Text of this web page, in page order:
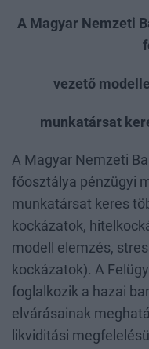
A Magyar Nemzeti
vezető
munkatársat
A Magyar Nemzeti
főosztálya pénzügyi
munkatársat keres
kockázatok,
modell elemzés,
kockázatok). A
foglalkozik a hazai
elvárásainak
likviditási